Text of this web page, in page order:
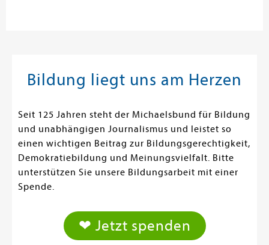
Bildung liegt uns am Herzen
Seit 125 Jahren steht der Michaelsbund für Bildung
und unabhängigen Journalismus und leistet so
einen wichtigen Beitrag zur Bildungsgerechtigkeit,
Demokratiebildung und Meinungsvielfalt. Bitte
unterstützen Sie unsere Bildungsarbeit mit einer
Spende.
❤ Jetzt spenden